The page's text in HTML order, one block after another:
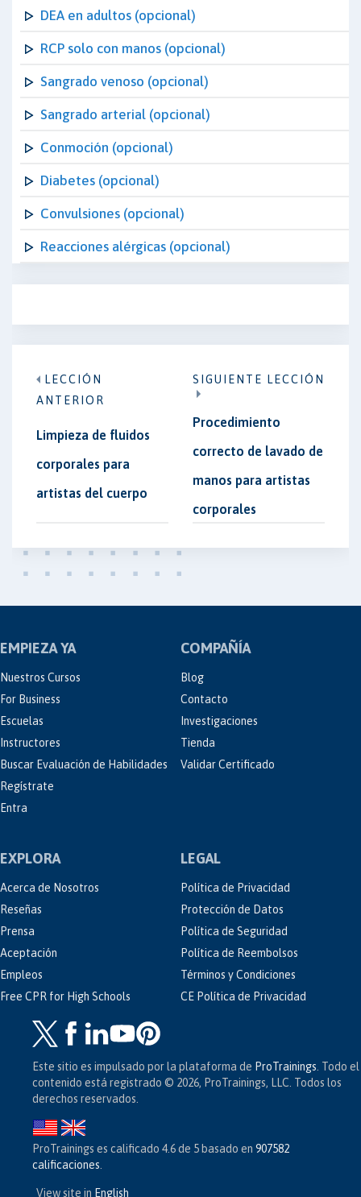
DEA en adultos (opcional)
RCP solo con manos (opcional)
Sangrado venoso (opcional)
Sangrado arterial (opcional)
Conmoción (opcional)
Diabetes (opcional)
Convulsiones (opcional)
Reacciones alérgicas (opcional)
LECCIÓN
ANTERIOR
Limpieza de fluidos
corporales para
artistas del cuerpo
SIGUIENTE LECCIÓN
Procedimiento
correcto de lavado de
manos para artistas
corporales
EMPIEZA YA
Nuestros Cursos
For Business
Escuelas
Instructores
Buscar Evaluación de Habilidades
Regístrate
Entra
COMPAÑÍA
Blog
Contacto
Investigaciones
Tienda
Validar Certificado
EXPLORA
Acerca de Nosotros
Reseñas
Prensa
Aceptación
Empleos
Free CPR for High Schools
LEGAL
Política de Privacidad
Protección de Datos
Política de Seguridad
Política de Reembolsos
Términos y Condiciones
CE Política de Privacidad
Este sitio es impulsado por la plataforma de ProTrainings . Todo el
contenido está registrado © 2026, ProTrainings, LLC. Todos los
derechos reservados.
ProTrainings es calificado 4.6de 5 basado en 907582
calificaciones
View site in English